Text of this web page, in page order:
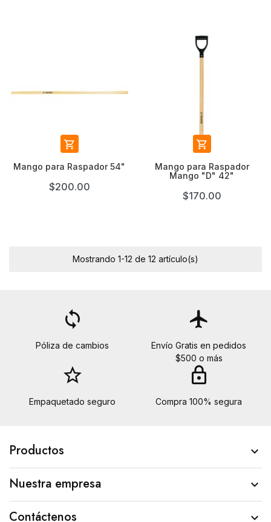

Mango para Raspador 54"
$200.00

Mango para Raspador
Mango "D" 42"
$170.00
Mostrando 1-12 de 12 artículo(s)
loop
Póliza de cambios
flight
Envío Gratis en pedidos
$500 o más
star_border
Empaquetado seguro
lock
Compra 100% segura
Productos 
Nuestra empresa 
Contáctenos 